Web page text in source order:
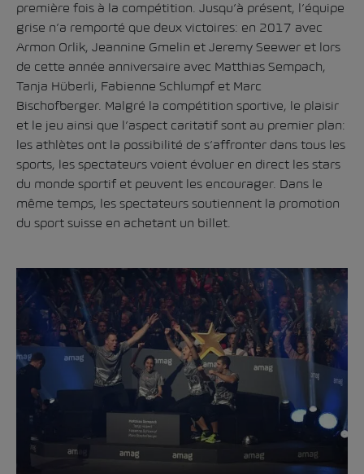
première fois à la compétition. Jusqu’à présent, l’équipe
grise n’a remporté que deux victoires: en 2017 avec
Armon Orlik, Jeannine Gmelin et Jeremy Seewer et lors
de cette année anniversaire avec Matthias Sempach,
Tanja Hüberli, Fabienne Schlumpf et Marc
Bischofberger. Malgré la compétition sportive, le plaisir
et le jeu ainsi que l’aspect caritatif sont au premier plan:
les athlètes ont la possibilité de s’affronter dans tous les
sports, les spectateurs voient évoluer en direct les stars
du monde sportif et peuvent les encourager. Dans le
même temps, les spectateurs soutiennent la promotion
du sport suisse en achetant un billet.